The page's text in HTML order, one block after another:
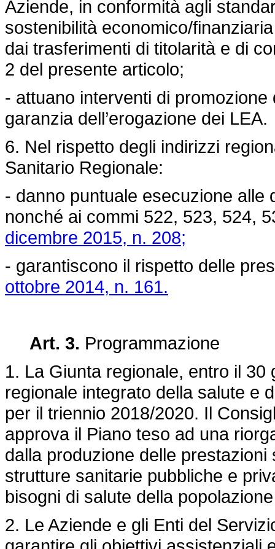
Aziende, in conformità agli
sostenibilità economico/
dai trasferimenti di titolarità e di
2 del presente articolo;
- attuano interventi di promozione
garanzia dell’erogazione dei LEA.
6. Nel rispetto degli indirizzi
Sanitario Regionale:
- danno puntuale esecuzione
nonché ai commi 522, 523, 524,
dicembre 2015, n. 208;
- garantiscono il rispetto delle
ottobre 2014, n. 161.
Art. 3. Programmazione
1. La Giunta regionale, entro il
regionale integrato della salute e
per il triennio 2018/2020. Il
approva il Piano teso ad una
dalla produzione delle
strutture sanitarie pubbliche e
bisogni di salute della
2. Le Aziende e gli Enti del